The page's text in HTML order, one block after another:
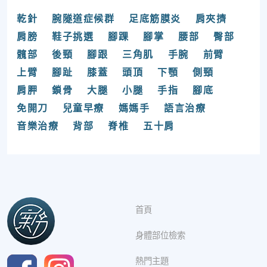
乾針 腕隧道症候群 足底筋膜炎
肩夾擠
肩膀
鞋子挑選 腳踝 腳掌 腰部
臀部
髖部
後頸 腳跟 三角肌 手腕
前臂
上臂
腳趾 膝蓋 頭頂 下顎
側頸
肩胛
鎖骨 大腿 小腿 手指
腳底
免開刀
兒童早療 媽媽手
語言治療
音樂治療
背部 脊椎 五十肩
首頁
身體部位檢索
熱門主題